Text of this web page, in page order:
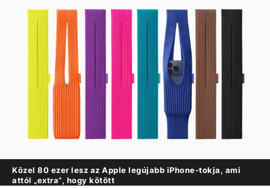
Közel 80 ezer lesz az Apple legújabb iPhone-tokja, ami
attól „extra”, hogy kötött